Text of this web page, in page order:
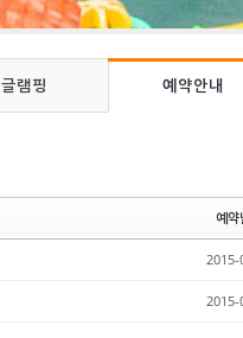
글램핑 예약안내
예약
2015-
2015-